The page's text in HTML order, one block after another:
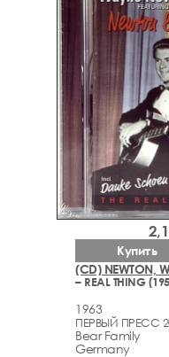
(CD) NEWTON,
– REAL THING
1963
ПЕРВЫЙ ПРЕСС
Bear Family
Germany
Купить